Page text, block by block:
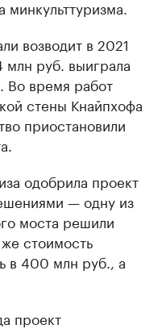
возводит в 2021
млн руб. выиграла
Во время работ
стены Кнайпхофа
приостановили
одобрила проект
— одну из
моста решили
стоимость
в 400 млн руб., а
проект